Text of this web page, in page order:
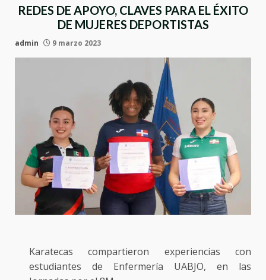
REDES DE APOYO, CLAVES PARA EL ÉXITO
DE MUJERES DEPORTISTAS
admin 9 marzo 2023
Karatecas compartieron experiencias con
estudiantes de Enfermería UABJO, en las